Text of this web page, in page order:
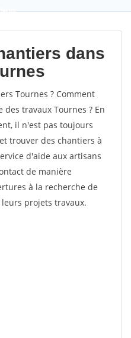
60
dans
Tournes ? Comment
travaux Tournes ? En
il n'est pas toujours
trouver des chantiers à
d'aide aux artisans
de manière
à la recherche de
projets travaux.